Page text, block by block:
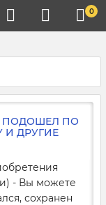
0
ПОДОШЕЛ ПО
И ДРУГИЕ
- Вы можете
сохранен